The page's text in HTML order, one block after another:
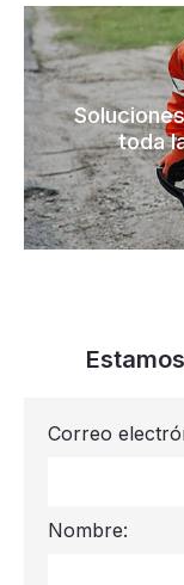
toda
Correo
Nombre: